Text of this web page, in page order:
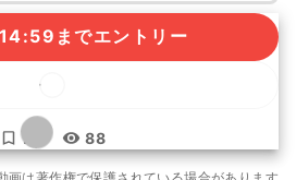
までエントリー
... 88
もっと見る